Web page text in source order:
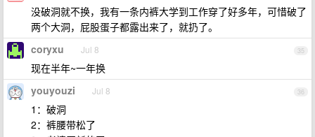
没破洞就不换，我有一条内裤大学到工作穿了好多年，可惜破了
两个大洞，屁股蛋子都露出来了，就扔了。
35
coryxu Jul 8
现在半年~一年换
36
youyouzi Jul 8
1：破洞
2：裤腰带松了